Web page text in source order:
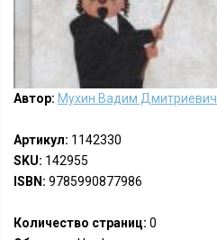
Автор: Мухин Вадим Дмитриевич
Артикул: 1142330
SKU: 142955
ISBN: 9785990877986
Количество страниц: 0